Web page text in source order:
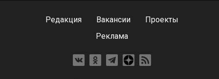
Редакция Вакансии
Проекты
Реклама